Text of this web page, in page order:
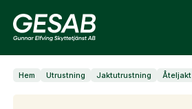
Ammunition
Hem Utrustning Jaktutrustning Åteljakt